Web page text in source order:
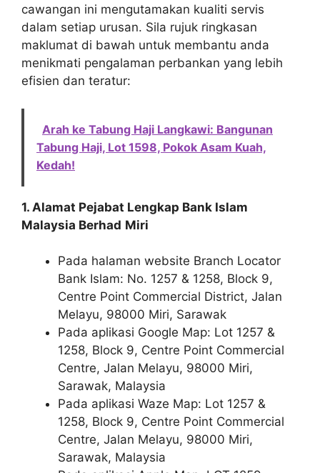
cawangan ini mengutamakan kualiti servis
dalam setiap urusan. Sila rujuk ringkasan
maklumat di bawah untuk membantu anda
menikmati pengalaman perbankan yang lebih
efisien dan teratur:
Arah ke Tabung Haji Langkawi: Bangunan
Tabung Haji, Lot 1598, Pokok Asam Kuah,
Kedah!
1. Alamat Pejabat Lengkap Bank Islam
Malaysia Berhad Miri
Pada halaman website Branch Locator
Bank Islam: No. 1257 & 1258, Block 9,
Centre Point Commercial District, Jalan
Melayu, 98000 Miri, Sarawak
Pada aplikasi Google Map: Lot 1257 &
1258, Block 9, Centre Point Commercial
Centre, Jalan Melayu, 98000 Miri,
Sarawak, Malaysia
Pada aplikasi Waze Map: Lot 1257 &
1258, Block 9, Centre Point Commercial
Centre, Jalan Melayu, 98000 Miri,
Sarawak, Malaysia